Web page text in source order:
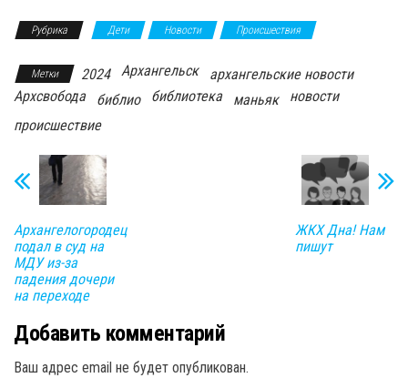
Рубрика Дети Новости Происшествия
Метки 2024 Архангельск
архангельские новости
Архсвобода
библио библиотека маньяк
новости
происшествие
Архангелогородец
подал в суд на
МДУ из-за
падения дочери
на переходе
ЖКХ Дна! Нам
пишут
Добавить комментарий
Ваш адрес email не будет опубликован.